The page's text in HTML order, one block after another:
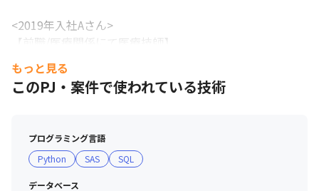
<2019年入社Aさん>
【前職/医療関係にて医療技師】
・病院での検体検査、及び生理学的検査業務
【現在PJ/マーケティング関連、分析エンジニア)
・データ集計/分析、 BIツールを用いたダッシュボード作
<2019年入社Iさん>
【前職/自動車業界にて開発職】
・車載ECUのソフトウェアテスト、 業務効率向上のため
もっと見る
このPJ・案件で使われている技術
プログラミング言語
Python
SAS SQL
データベース